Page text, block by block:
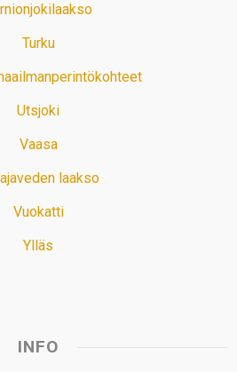
Turku
Utsjoki
Vaasa
laakso
Vuokatti
Ylläs
INFO